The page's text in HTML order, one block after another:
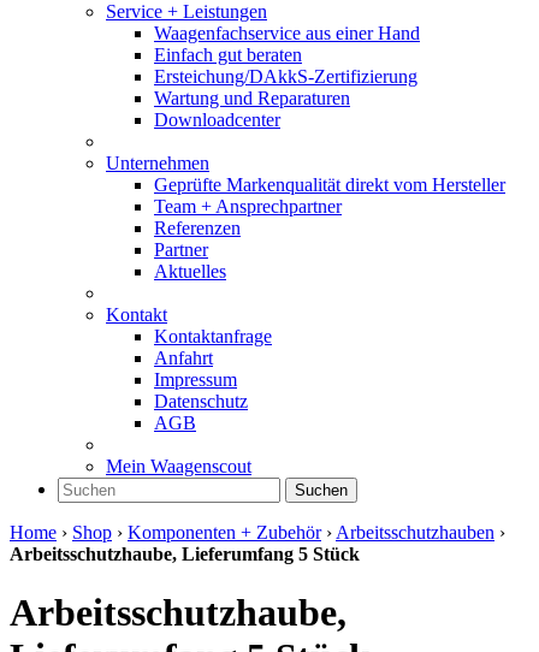
Service + Leistungen
Waagenfachservice aus einer Hand
Einfach gut beraten
Ersteichung/DAkkS-Zertifizierung
Wartung und Reparaturen
Downloadcenter
Unternehmen
Geprüfte Markenqualität direkt vom Hersteller
Team + Ansprechpartner
Referenzen
Partner
Aktuelles
Kontakt
Kontaktanfrage
Anfahrt
Impressum
Datenschutz
AGB
Mein Waagenscout
Suchen
Home › Shop › Komponenten + Zubehör› Arbeitsschutzhauben ›
Arbeitsschutzhaube, Lieferumfang 5 Stück
Arbeitsschutzhaube,